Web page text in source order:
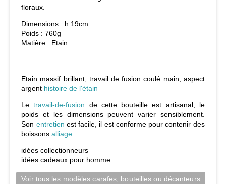
floraux.
Dimensions : h.19cm
Poids :760g
Matière : Etain
Etain massif brillant, travail de fusion coulé main, aspect
argent histoire de l'étain
Letravail-de-fusion de cette bouteille est artisanal, le
poids et les dimensions peuvent varier sensiblement.
Son entretien est facile, il est conforme pour contenir des
boissonsalliage
idées collectionneurs
idées cadeaux pour homme
Voir tous les modèles carafes, bouteilles ou décanteurs